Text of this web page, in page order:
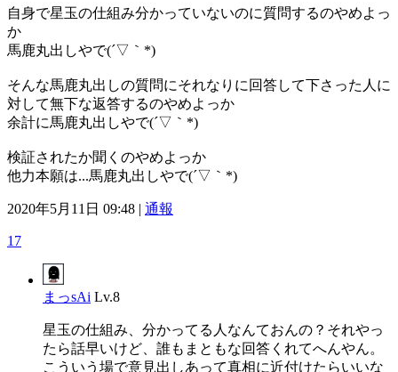
自身で星玉の仕組み分かっていないのに質問するのやめよっ
か
馬鹿丸出しやで(´▽｀*)
そんな馬鹿丸出しの質問にそれなりに回答して下さった人に
対して無下な返答するのやめよっか
余計に馬鹿丸出しやで(´▽｀*)
検証されたか聞くのやめよっか
他力本願は...馬鹿丸出しやで(´▽｀*)
2020年5月11日 09:48 | 通報
17
まっsAi Lv.8
星玉の仕組み、分かってる人なんておんの？それやっ
たら話早いけど、誰もまともな回答くれてへんやん。
こういう場で意見出しあって真相に近付けたらいいな